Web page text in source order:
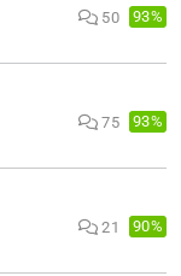
50 93%
75 93%
21 90%